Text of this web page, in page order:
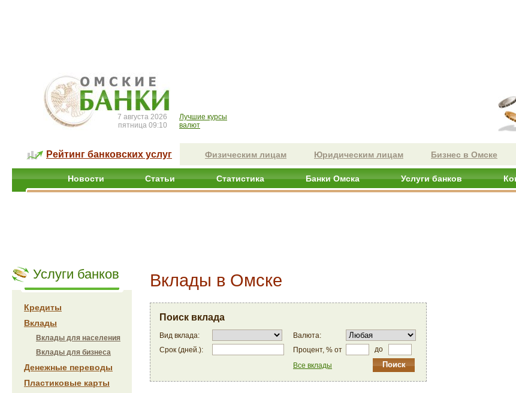
7 августа 2026
пятница 09:10
Лучшие курсы
валют
Рейтинг банковских услуг Физическим лицам Юридическим лицам Бизнес в Омске
Новости Статьи Статистика Банки Омска Услуги банков
Услуги банков
Кредиты
Вклады
Вклады для населения
Вклады для бизнеса
Денежные переводы
Пластиковые карты
Вклады в Омске
Поиск вклада
Вид вклада:
Валюта:
Срок (дней.):
Процент, % от
до
Все вклады